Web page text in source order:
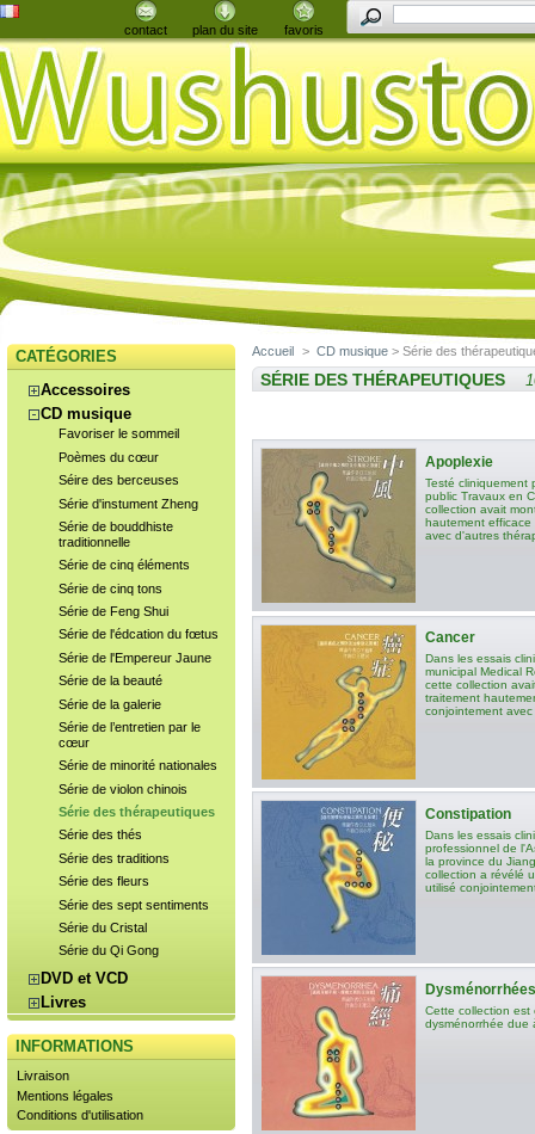
contact plan du site favoris
CATÉGORIES
Accessoires
CD musique
Favoriser le sommeil
Poèmes du cœur
Séire des berceuses
Série d'instument Zheng
Série de bouddhiste
traditionnelle
Série de cinq éléments
Série de cinq tons
Série de Feng Shui
Série de l'édcation du fœtus
Série de l'Empereur Jaune
Série de la beauté
Série de la galerie
Série de l’entretien par le
cœur
Série de minorité nationales
Série de violon chinois
Série des thérapeutiques
Série des thés
Série des traditions
Série des fleurs
Série des sept sentiments
Série du Cristal
Série du Qi Gong
DVD et VCD
Livres
INFORMATIONS
Livraison
Mentions légales
Conditions d'utilisation
Accueil > CD musique > Série des
SÉRIE DES THÉRAPEUTIQUES
Apoplexie
Testé cliniquement
public Travaux en
collection avait
hautement efficace
avec d'autres
Cancer
Dans les essais
municipal Medical
cette collection
traitement
conjointement
Constipation
Dans les essais
professionnel de
la province du
collection a révélé
utilisé
Dysménorrhées
Cette collection est
dysménorrhée due